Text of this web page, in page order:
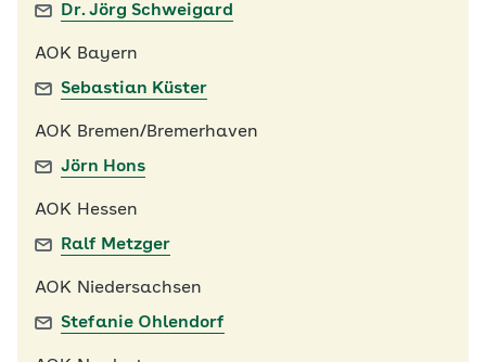
Dr. Jörg Schweigard
AOK Bayern
Sebastian Küster
AOK Bremen/Bremerhaven
Jörn Hons
AOK Hessen
Ralf Metzger
AOK Niedersachsen
Stefanie Ohlendorf